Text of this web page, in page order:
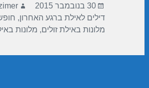
o
o
p
p
פורסם
בתאריך
30 בנובמבר 2015
דילים לאילת ברגע האחרון,
מלונות באילת זולים, מלונות